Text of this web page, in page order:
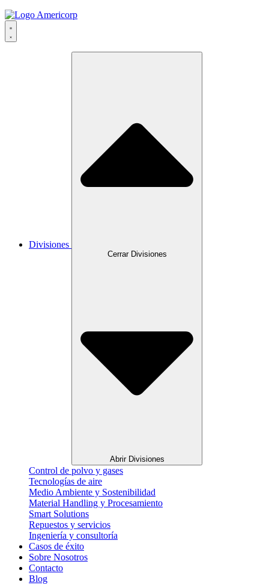
Divisiones
Cerrar Divisiones
Abrir Divisiones
Control de polvo y gases
Tecnologías de aire
Medio Ambiente y Sostenibilidad
Material Handling y Procesamiento
Smart Solutions
Repuestos y servicios
Ingeniería y consultoría
Casos de éxito
Sobre Nosotros
Contacto
Blog